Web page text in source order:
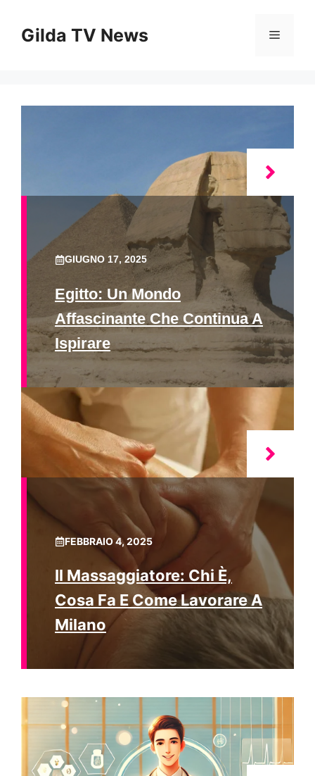
contenuto
Gilda TV News Menu
GIUGNO 17, 2025
Egitto: Un Mondo
Affascinante Che Continua A
Ispirare
FEBBRAIO 4, 2025
Il Massaggiatore: Chi È,
Cosa Fa E Come Lavorare A
Milano